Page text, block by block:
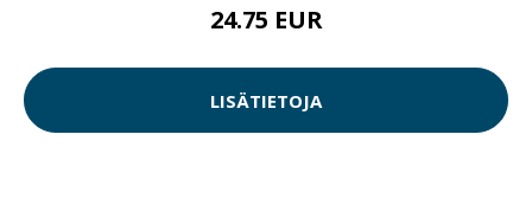
24.75 EUR
LISÄTIETOJA